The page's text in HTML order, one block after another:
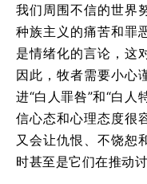
我们周围不信的世界
种族主义的痛苦和罪
是情绪化的言论，这
因此，牧者需要小心
进“白人罪咎”和“白人
信心态和心理态度很
又会让仇恨、不饶恕
时甚至是它们在推动讨